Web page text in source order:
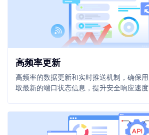
高频率更新
高频率的数据更新和实时推送机制，确保
取最新的端口状态信息，提升安全响应速度